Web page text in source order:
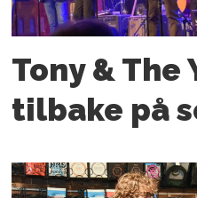
Tony & The
tilbake på